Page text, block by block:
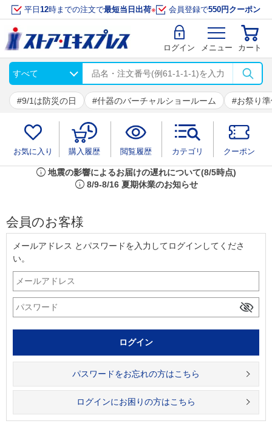
平日 12時までの注文で最短当日出荷※ 会員登録で550円クーポン
ログイン メニュー カート
9/1は防災の日 什器のバーチャルショールーム お祭り
お気に入り 購入履歴 閲覧履歴 カテゴリ クーポン
info 地震の影響によるお届けの遅れについて(8/5時点)
info 8/9-8/16 夏期休業のお知らせ
会員のお客様
メールアドレス とパスワードを入力してログインしてくださ
い。
パスワードをお忘れの方はこちら
ログインにお困りの方はこちら